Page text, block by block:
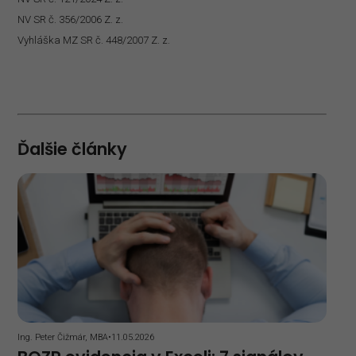
NV SR č. 356/2006 Z. z.
Vyhláška MZ SR č. 448/2007 Z. z.
Ďalšie články
Ing. Peter Čižmár, MBA•11.05.2026